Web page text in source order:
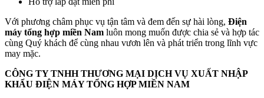
Với phương châm phục vụ tận tâm và đem đến sự hài lòng, Điện
máy tổng hợp miền Nam luôn mong muốn được chia sẻ và hợp tác
cùng Quý khách để cùng nhau vươn lên và phát triển trong lĩnh vực
may mặc.
CÔNG TY TNHH THƯƠNG MẠI DỊCH VỤ XUẤT NHẬP
KHẨU ĐIỆN MÁY TỔNG HỢP MIỀN NAM